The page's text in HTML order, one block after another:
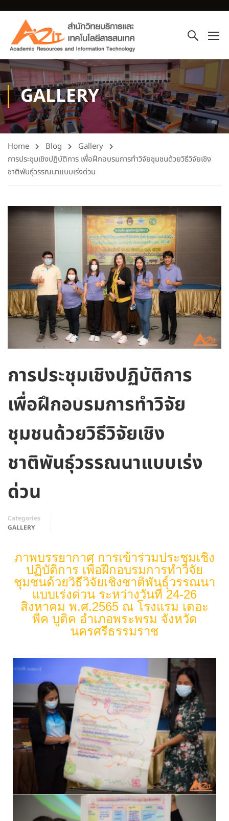
GALLERY
Home Blog
Gallery
การประชุมเชิงปฏิบัติการ เพื่อฝึกอบรมการทำวิจัยชุมชนด้วยวิธีวิจัยเชิง
ชาติพันธุ์วรรณนาแบบเร่งด่วน
การประชุมเชิงปฏิบัติการ
เพื่อฝึกอบรมการทำวิจัย
ชุมชนด้วยวิธีวิจัยเชิง
ชาติพันธุ์วรรณนาแบบเร่ง
ด่วน
Categories
GALLERY
ภาพบรรยากาศ การเข้าร่วมประชุมเชิง
ปฏิบัติการ เพื่อฝึกอบรมการทำวิจัย
ชุมชนด้วยวิธีวิจัยเชิงชาติพันธุ์วรรณนา
แบบเร่งด่วน ระหว่างวันที่ 24-26
สิงหาคม พ.ศ.2565 ณ โรงแรม เดอะ
พีค บูติค อำเภอพระพรม จังหวัด
นครศรีธรรมราช